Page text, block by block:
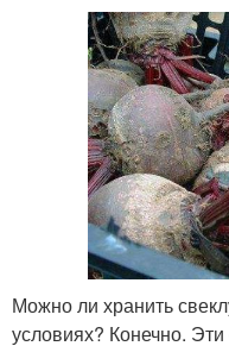
Можно ли хранить
условиях? Конечно.